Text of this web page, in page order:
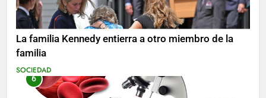
La familia Kennedy entierra a otro miembro de la
familia
SOCIEDAD
6